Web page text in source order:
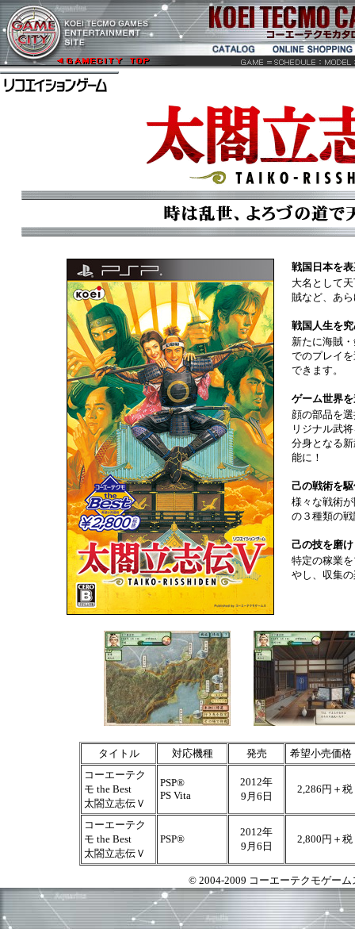
戦国日本を
大名として
賊など、あ
戦国人生を
新たに海賊
でのプレイ
できます。
ゲーム世界
顔の部品を
リジナル武
分身となる
能に！
己の戦術を
様々な戦術
の３種類の
己の技を磨
特定の稼業
やし、収集
タイトル 対応機種 発売
希望小売価格
コーエーテク
モ the Best
太閤立志伝Ｖ
PSP®
PS Vita
2012年
9月6日
2,286円＋税
コーエーテク
モ the Best
太閤立志伝Ｖ
PSP®
2012年
9月6日
2,800円＋税
© 2004-2009 コーエーテクモゲーム